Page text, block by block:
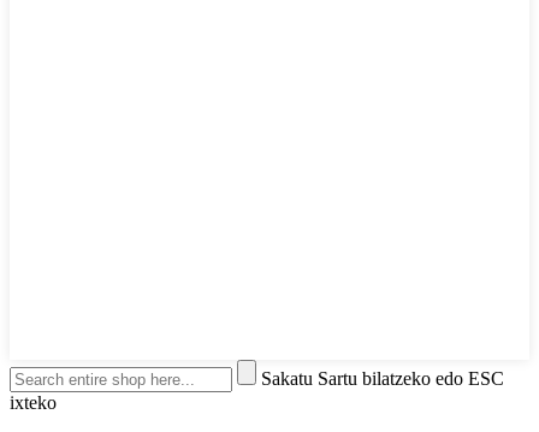
Sakatu Sartu bilatzeko edo ESC
ixteko